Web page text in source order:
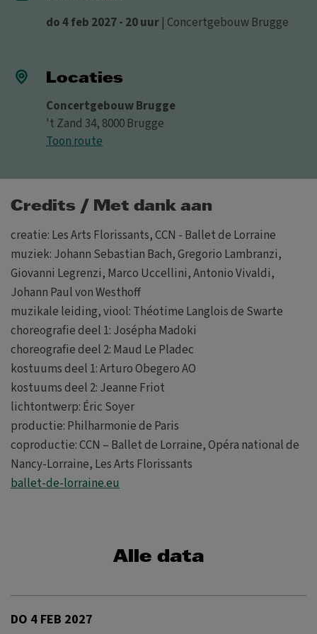
do 4 feb 2027 - 20 uur | Concertgebouw Brugge
Locaties
Concertgebouw Brugge
't Zand 34, 8000 Brugge
Toon route
Credits / Met dank aan
creatie: Les Arts Florissants, CCN - Ballet de Lorraine
muziek: Johann Sebastian Bach, Gregorio Lambranzi,
Giovanni Legrenzi, Marco Uccellini, Antonio Vivaldi,
Johann Paul von Westhoff
muzikale leiding, viool: Théotime Langlois de Swarte
choreografie deel 1: Josépha Madoki
choreografie deel 2: Maud Le Pladec
kostuums deel 1: Arturo Obegero AO
kostuums deel 2: Jeanne Friot
lichtontwerp: Éric Soyer
productie: Philharmonie de Paris
coproductie: CCN – Ballet de Lorraine, Opéra national de
Nancy-Lorraine, Les Arts Florissants
ballet-de-lorraine.eu
Alle data
DO 4 FEB 2027